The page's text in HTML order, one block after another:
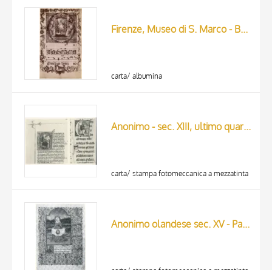
Firenze, Museo di S. Marco - Bartolomeo di Fruosino
carta/ albumina
Anonimo - sec. XIII, ultimo quarto - Salterio con glossa di Pietro Lombardo, due iniziali miniate
carta/ stampa fotomeccanica a mezzatinta
Anonimo olandese sec. XV - Paginia di un manoscritto miniato